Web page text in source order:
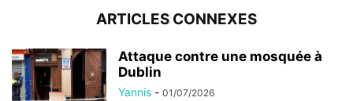
ARTICLES CONNEXES
Attaque contre une mosquée à
Dublin
Yannis - 01/07/2026